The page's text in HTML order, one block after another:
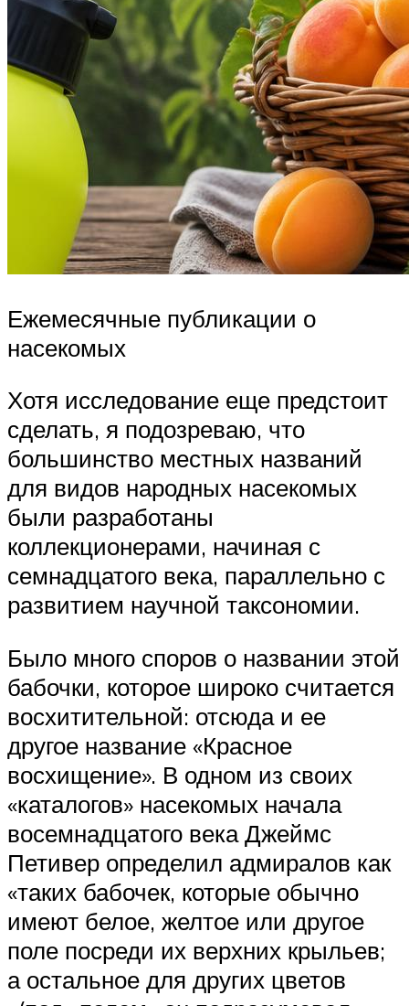
Ежемесячные публикации о
насекомых
Хотя исследование еще предстоит
сделать, я подозреваю, что
большинство местных названий
для видов народных насекомых
были разработаны
коллекционерами, начиная с
семнадцатого века, параллельно с
развитием научной таксономии.
Было много споров о названии этой
бабочки, которое широко считается
восхитительной: отсюда и ее
другое название «Красное
восхищение». В одном из своих
«каталогов» насекомых начала
восемнадцатого века Джеймс
Петивер определил адмиралов как
«таких бабочек, которые обычно
имеют белое, желтое или другое
поле посреди их верхних крыльев;
а остальное для других цветов